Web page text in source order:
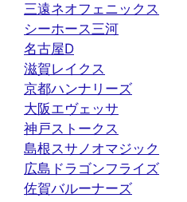
三遠ネオフェニックス
シーホース三河
名古屋D
滋賀レイクス
京都ハンナリーズ
大阪エヴェッサ
神戸ストークス
島根スサノオマジック
広島ドラゴンフライズ
佐賀バルーナーズ